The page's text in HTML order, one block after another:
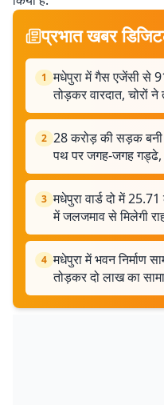
प्रभात खबर
1 मधेपुरा में गैस एजेंसी से
तोड़कर वारदात, चोरों
2 28 करोड़ की सड़क बनी
पथ पर जगह-जगह गड्ढे,
3 मधेपुरा वार्ड दो में
में जलजमाव से मिलेगी
4 मधेपुरा में भवन निर्माण
तोड़कर दो लाख का